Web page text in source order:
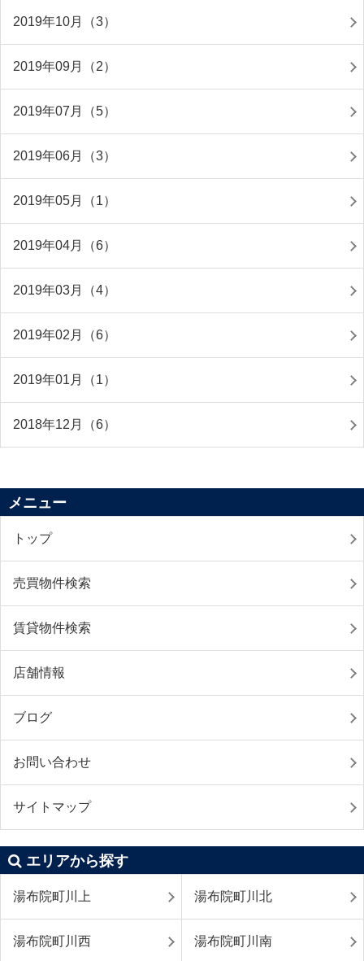
2019年10月（3）
2019年09月（2）
2019年07月（5）
2019年06月（3）
2019年05月（1）
2019年04月（6）
2019年03月（4）
2019年02月（6）
2019年01月（1）
2018年12月（6）
メニュー
トップ
売買物件検索
賃貸物件検索
店舗情報
ブログ
お問い合わせ
サイトマップ
エリアから探す
湯布院町川上 湯布院町川北
湯布院町川西 湯布院町川南